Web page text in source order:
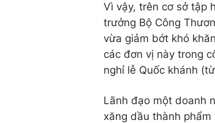
Vì vậy, trên cơ sở tập
trưởng Bộ Công
vừa giảm bớt khó
các đơn vị này trong
nghỉ lễ Quốc khánh
Lãnh đạo một doanh
xăng dầu thành